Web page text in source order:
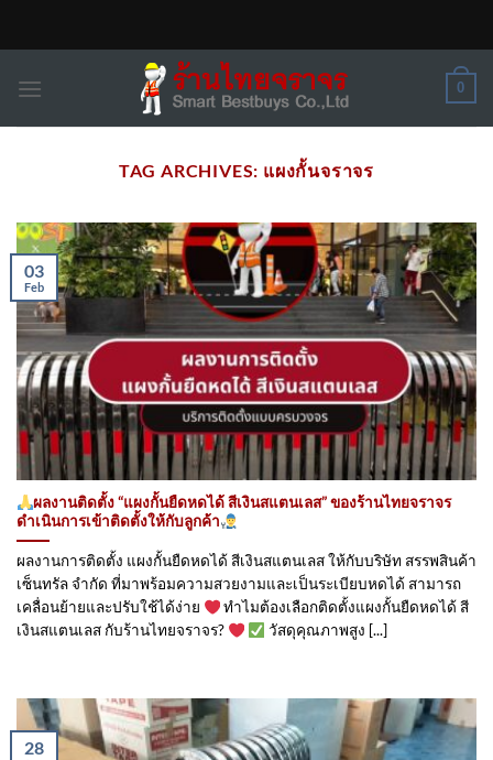
0
TAG ARCHIVES: แผงกั้นจราจร
ผลงานติดตั้ง “แผงกั้นยืดหดได้ สีเงินสแตนเลส” ของร้านไทยจราจร
ดำเนินการเข้าติดตั้ง​ให้กับลูกค้า
ผลงานการติดตั้ง แผงกั้นยืดหดได้ สีเงินสแตนเลส ให้กับบริษัท สรรพสินค้า
เซ็นทรัล จำกัด ที่มาพร้อมความสวยงามและเป็นระเบียบหดได้ สามารถ
เคลื่อนย้ายและปรับใช้ได้ง่าย
ทำไมต้องเลือกติดตั้งแผงกั้นยืดหดได้ สี
เงินสแตนเลส กับร้านไทยจราจร?
วัสดุคุณภาพสูง [...]
03
Feb
28